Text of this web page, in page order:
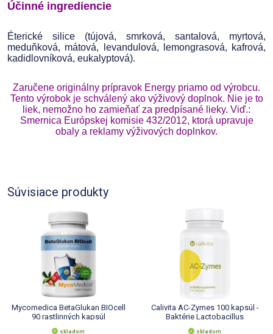
Účinné ingrediencie
Éterické silice (tújová, smrková, santalová, myrtová,
meduňková, mátová, levandulová, lemongrasová, kafrová,
kadidlovníková, eukalyptová).
Zaručene originálny prípravok Energy priamo od výrobcu.
Tento výrobok je schválený ako výživový doplnok. Nie je to
liek, nemožno ho zamieňať za predpísané lieky. Viď.:
Smernica Európskej komisie 432/2012, ktorá upravuje
obaly a reklamy výživových doplnkov.
Súvisiace produkty
Mycomedica BetaGlukan BIOcell
90 rastlinných kapsúl
skladom
Calivita AC-Zymes 100 kapsúl -
Baktérie Lactobacillus
Acidophilus
skladom